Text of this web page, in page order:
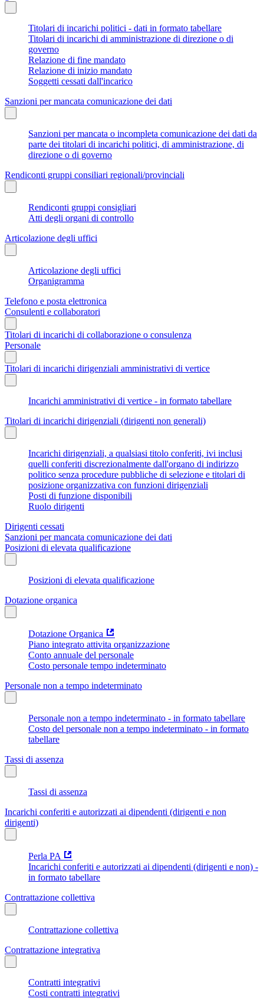
Titolari di incarichi politici - dati in formato tabellare
Titolari di incarichi di amministrazione di direzione o di
governo
Relazione di fine mandato
Relazione di inizio mandato
Soggetti cessati dall'incarico
Sanzioni per mancata comunicazione dei dati
Sanzioni per mancata o incompleta comunicazione dei dati da
parte dei titolari di incarichi politici, di amministrazione, di
direzione o di governo
Rendiconti gruppi consiliari regionali/provinciali
Rendiconti gruppi consigliari
Atti degli organi di controllo
Articolazione degli uffici
Articolazione degli uffici
Organigramma
Telefono e posta elettronica
Consulenti e collaboratori
Titolari di incarichi di collaborazione o consulenza
Personale
Titolari di incarichi dirigenziali amministrativi di vertice
Incarichi amministrativi di vertice - in formato tabellare
Titolari di incarichi dirigenziali (dirigenti non generali)
Incarichi dirigenziali, a qualsiasi titolo conferiti, ivi inclusi
quelli conferiti discrezionalmente dall'organo di indirizzo
politico senza procedure pubbliche di selezione e titolari di
posizione organizzativa con funzioni dirigenziali
Posti di funzione disponibili
Ruolo dirigenti
Dirigenti cessati
Sanzioni per mancata comunicazione dei dati
Posizioni di elevata qualificazione
Posizioni di elevata qualificazione
Dotazione organica
Dotazione Organica
Piano integrato attivita organizzazione
Conto annuale del personale
Costo personale tempo indeterminato
Personale non a tempo indeterminato
Personale non a tempo indeterminato - in formato tabellare
Costo del personale non a tempo indeterminato - in formato
tabellare
Tassi di assenza
Tassi di assenza
Incarichi conferiti e autorizzati ai dipendenti (dirigenti e non
dirigenti)
Perla PA
Incarichi conferiti e autorizzati ai dipendenti (dirigenti e non) -
in formato tabellare
Contrattazione collettiva
Contrattazione collettiva
Contrattazione integrativa
Contratti integrativi
Costi contratti integrativi